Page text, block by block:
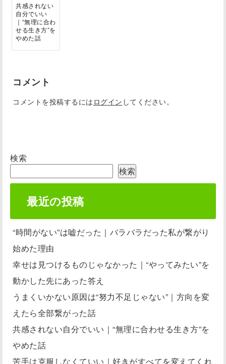
共感されない
自分でいい
｜“無理に合わ
せる生き方”を
やめた話
コメント
コメントを投稿するには ログイン してください。
検索
検索
最近の投稿
“時間がない”は嘘だった｜バラバラだった私が繋がり
始めた理由
幸せは見つけるものじゃなかった｜“やってみたい”を
動かした先にあった答え
うまくいかない原因は“努力不足じゃない”｜方向を変
えたら全部繋がった話
共感されない自分でいい｜“無理に合わせる生き方”を
やめた話
苦手は克服しなくていい｜好きがすべてを変えてくれ